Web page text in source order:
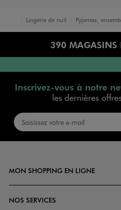
FemmeLingerie de nuit Pyjamas,
390 MAGASINS
Inscrivez-vous à notre
les dernières
MON SHOPPING EN LIGNE
NOS SERVICES